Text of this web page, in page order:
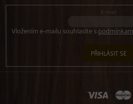
E-mail
Vložením e-mailu souhlasíte s
PŘIHLÁSIT SE